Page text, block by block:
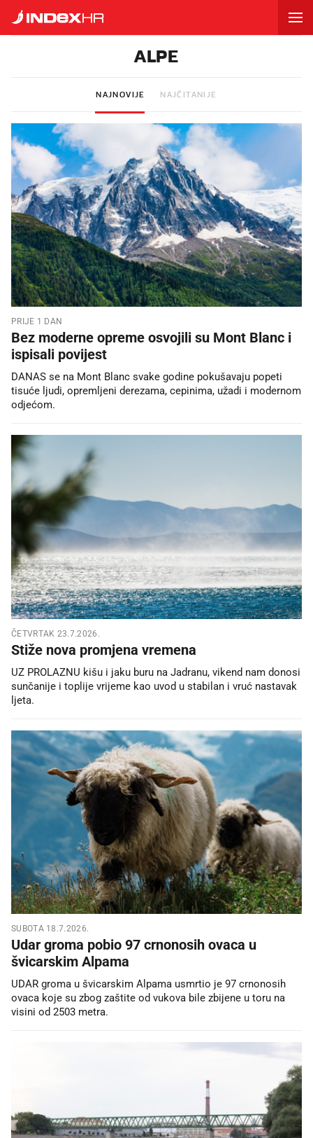
ALPE
NAJNOVIJE NAJČITANIJE
PRIJE 1 DAN
Bez moderne opreme osvojili su Mont Blanc i
ispisali povijest
DANAS se na Mont Blanc svake godine pokušavaju popeti
tisuće ljudi, opremljeni derezama, cepinima, užadi i modernom
odjećom.
ČETVRTAK 23.7.2026.
Stiže nova promjena vremena
UZ PROLAZNU kišu i jaku buru na Jadranu, vikend nam donosi
sunčanije i toplije vrijeme kao uvod u stabilan i vruć nastavak
ljeta.
SUBOTA 18.7.2026.
Udar groma pobio 97 crnonosih ovaca u
švicarskim Alpama
UDAR groma u švicarskim Alpama usmrtio je 97 crnonosih
ovaca koje su zbog zaštite od vukova bile zbijene u toru na
visini od 2503 metra.